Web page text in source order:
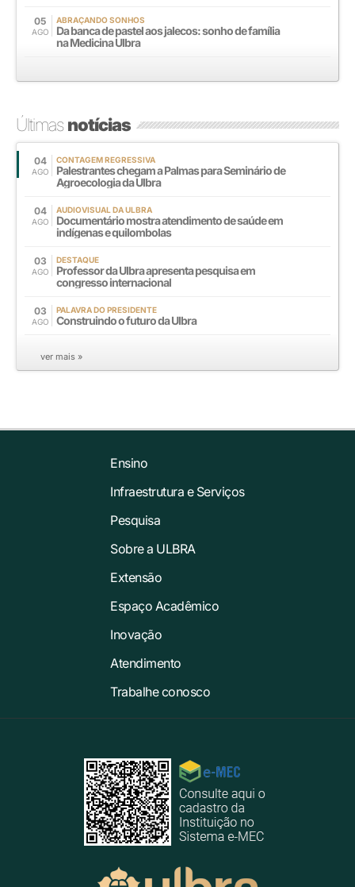
05
AGO
ABRAÇANDO SONHOS
Da banca de pastel aos jalecos: sonho de família
na Medicina Ulbra
Últimasnotícias
04
AGO
CONTAGEM REGRESSIVA
Palestrantes chegam a Palmas para Seminário de
Agroecologia da Ulbra
04
AGO
AUDIOVISUAL DA ULBRA
Documentário mostra atendimento de saúde em
indígenas e quilombolas
03
AGO
DESTAQUE
Professor da Ulbra apresenta pesquisa em
congresso internacional
03
AGO
PALAVRA DO PRESIDENTE
Construindo o futuro da Ulbra
ver mais »
Ensino
Infraestrutura e Serviços
Pesquisa
Sobre a ULBRA
Extensão
Espaço Acadêmico
Inovação
Atendimento
Trabalhe conosco